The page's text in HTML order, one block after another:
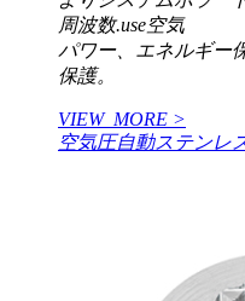
周波数.use空気
パワー、エネルギー
保護。
VIEW_MORE >
空気圧自動ステンレ